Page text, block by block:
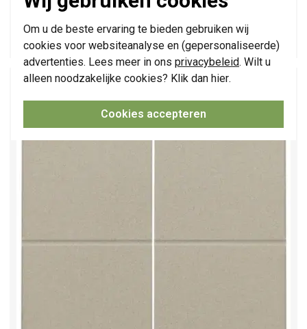
Om u de beste ervaring te bieden gebruiken wij
cookies voor websiteanalyse en (gepersonaliseerde)
advertenties. Lees meer in ons privacybeleid. Wilt u
alleen noodzakelijke cookies? Klik dan hier.
Cookies accepteren
Huidige voorraad:3 stuk(s)
10,95 +
Niko tweevoudige toets voor draadloze